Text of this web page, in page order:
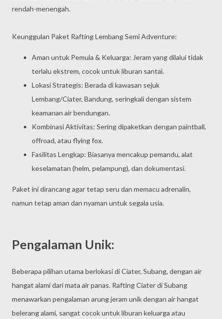
rendah-menengah.
Keunggulan Paket Rafting Lembang Semi Adventure:
Aman untuk Pemula & Keluarga: Jeram yang dilalui tidak
terlalu ekstrem, cocok untuk liburan santai.
Lokasi Strategis: Berada di kawasan sejuk
Lembang/Ciater, Bandung, seringkali dengan sistem
keamanan air bendungan.
Kombinasi Aktivitas: Sering dipaketkan dengan paintball,
offroad, atau flying fox.
Fasilitas Lengkap: Biasanya mencakup pemandu, alat
keselamatan (helm, pelampung), dan dokumentasi.
Paket ini dirancang agar tetap seru dan memacu adrenalin,
namun tetap aman dan nyaman untuk segala usia.
Pengalaman Unik:
Beberapa pilihan utama berlokasi di Ciater, Subang, dengan air
hangat alami dari mata air panas. Rafting Ciater di Subang
menawarkan pengalaman arung jeram unik dengan air hangat
belerang alami, sangat cocok untuk liburan keluarga atau